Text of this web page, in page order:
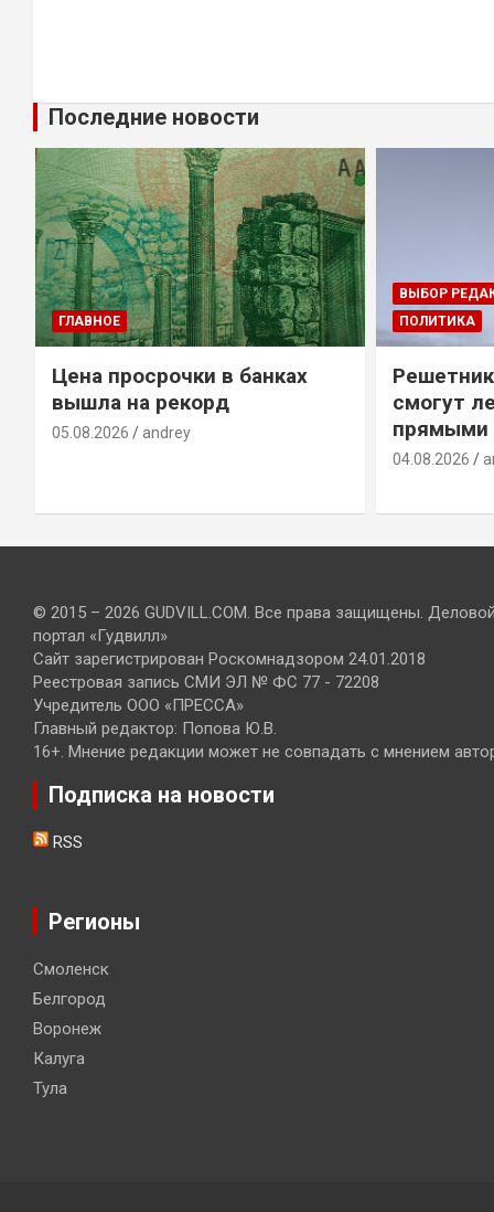
Последние новости
ГЛАВНОЕ
Цена просрочки в банках
вышла на рекорд
05.08.2026 andrey
ВЫБОР
ПОЛИТИКА
смогут
прямыми
04.08.2026
© 2015 – 2026 GUDVILL.COM. Все права защищены.
портал «Гудвилл»
Сайт зарегистрирован Роскомнадзором 24.01.2018
Реестровая запись СМИ ЭЛ № ФС 77 - 72208
Учредитель ООО «ПРЕССА»
Главный редактор: Попова Ю.В.
16+. Мнение редакции может не совпадать с мнением
Подписка на новости
RSS
Регионы
Смоленск
Белгород
Воронеж
Калуга
Тула